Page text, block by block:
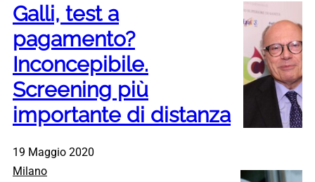
Galli, test a
pagamento?
Inconcepibile.
Screening più
importante di distanza
19 Maggio 2020
Milano